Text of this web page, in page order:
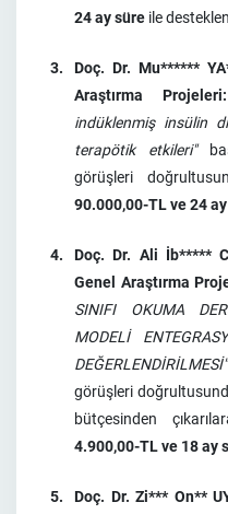
24 ay süre ile
3. Doç. Dr. Mu******
Araştırma Projeleri:
indüklenmiş insülin
terapötik etkileri"
görüşleri
90.000,00-TL ve 24
4. Doç. Dr. Ali İb*****
Genel Araştırma
SINIFI OKUMA
MODELİ
DEĞERLENDİRİLMESİ"
görüşleri
bütçesinden
4.900,00-TL ve 18 ay
5. Doç. Dr. Zi*** On**